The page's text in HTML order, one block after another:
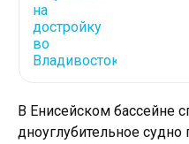
В Енисейском бассейне
дноуглубительное